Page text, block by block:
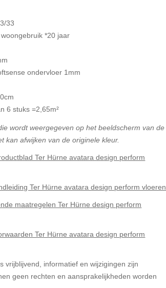
33
*20 jaar
ondervloer 1mm
6 stuks =2,65m²
wordt weergegeven op het beeldscherm van de
kan afwijken van de originele kleur.
Ter Hürne avatara design perform
Ter Hürne avatara design perform vloeren.
maatregelen Ter Hürne design perform
Ter Hürne avatara design perform
vrijblijvend, informatief en wijzigingen zijn
geen rechten en aansprakelijkheden worden